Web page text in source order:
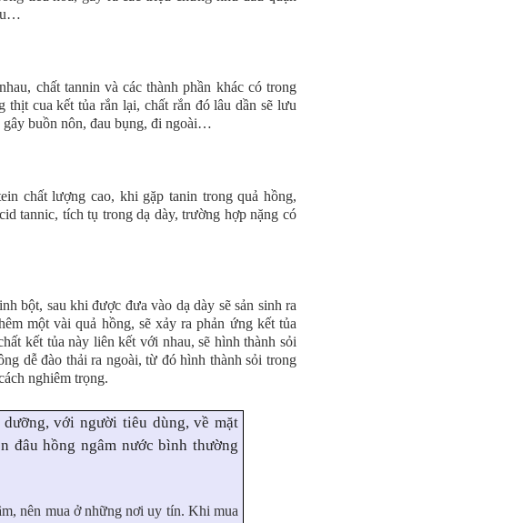
chất tannin và các thành phần khác có trong
thịt cua kết tủa rắn lại, chất rắn đó lâu dần sẽ lưu
buồn nôn, đau bụng, đi ngoài…
chất lượng cao, khi gặp tanin trong quả hồng,
tannic, tích tụ trong dạ dày, trường hợp nặng có
bột, sau khi được đưa vào dạ dày sẽ sản sinh ra
một vài quả hồng, sẽ xảy ra phản ứng kết tủa
kết tủa này liên kết với nhau, sẽ hình thành sỏi
dễ đào thải ra ngoài, từ đó hình thành sỏi trong
nghiêm trọng.
với người tiêu dùng, về mặt
đâu hồng ngâm nước bình thường
nên mua ở những nơi uy tín. Khi mua